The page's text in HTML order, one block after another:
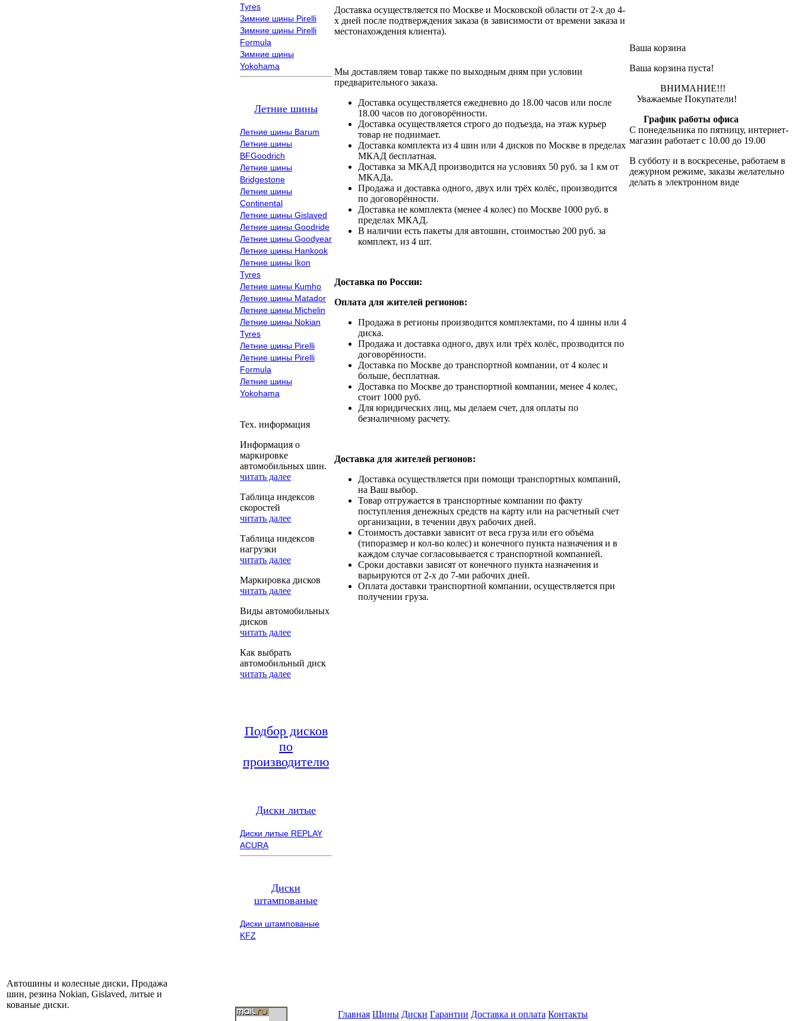
Tyres
Зимние шины Pirelli
Зимние шины Pirelli
Formula
Зимние шины
Yokohama
Летние шины
Летние шины Barum
Летние шины
BFGoodrich
Летние шины
Bridgestone
Летние шины
Continental
Летние шины Gislaved
Летние шины Goodride
Летние шины Goodyear
Летние шины Hankook
Летние шины Ikon
Tyres
Летние шины Kumho
Летние шины Matador
Летние шины Michelin
Летние шины Nokian
Tyres
Летние шины Pirelli
Летние шины Pirelli
Formula
Летние шины
Yokohama
Тех. информация
Информация о
маркировке
автомобильных шин.
читать далее
Таблица индексов
скоростей
читать далее
Таблица индексов
нагрузки
читать далее
Маркировка дисков
читать далее
Виды автомобильных
дисков
читать далее
Как выбрать
автомобильный диск
читать далее
Подбор дисков
по
производителю
Диски литые
Диски литые REPLAY
ACURA
Диски
штампованые
Диски штампованые
KFZ
Доставка осуществляется по Москве и Московской области от 2-х до 4-
х дней после подтверждения заказа (в зависимости от времени заказа и
местонахождения клиента).
Мы доставляем товар также по выходным дням при условии
предварительного заказа.
Доставка осуществляется ежедневно до 18.00 часов или после
18.00 часов по договорённости.
Доставка осуществляется строго до подъезда, на этаж курьер
товар не поднимает.
Доставка комплекта из 4 шин или 4 дисков по Москве в пределах
МКАД бесплатная.
Доставка за МКАД производится на условиях 50 руб. за 1 км от
МКАДа.
Продажа и доставка одного, двух или трёх колёс, производится
по договорённости.
Доставка не комплекта (менее 4 колес) по Москве 1000 руб. в
пределах МКАД.
В наличии есть пакеты для автошин, стоимостью 200 руб. за
комплект, из 4 шт.
Доставка по России:
Оплата для жителей регионов:
Продажа в регионы производится комплектами, по 4 шины или 4
диска.
Продажа и доставка одного, двух или трёх колёс, прозводится по
договорённости.
Доставка по Москве до транспортной компании, от 4 колес и
больше, бесплатная.
Доставка по Москве до транспортной компании, менее 4 колес,
стоит 1000 руб.
Для юридических лиц, мы делаем счет, для оплаты по
безналичному расчету.
Доставка для жителей регионов:
Доставка осуществляется при помощи транспортных компаний,
на Ваш выбор.
Товар отгружается в транспортные компании по факту
поступления денежных средств на карту или на расчетный счет
организации, в течении двух рабочих дней.
Стоимость доставки зависит от веса груза или его объёма
(типоразмер и кол-во колес) и конечного пункта назначения и в
каждом случае согласовывается с транспортной компанией.
Сроки доставки зависят от конечного пункта назначения и
варьируются от 2-х до 7-ми рабочих дней.
Оплата доставки транспортной компании, осуществляется при
получении груза.
Ваша корзина
Ваша корзина пуста!
ВНИМАНИЕ!!!
Уважаемые Покупатели!
График работы офиса
С понедельника по пятницу, интернет-
магазин работает с 10.00 до 19.00
В субботу и в воскресенье, работаем в
дежурном режиме, заказы желательно
делать в электронном виде
Автошины и колесные диски, Продажа
шин, резина Nokian, Gislaved, литые и
кованые диски.
Главная Шины Диски Гарантии Доставка и оплата Контакты